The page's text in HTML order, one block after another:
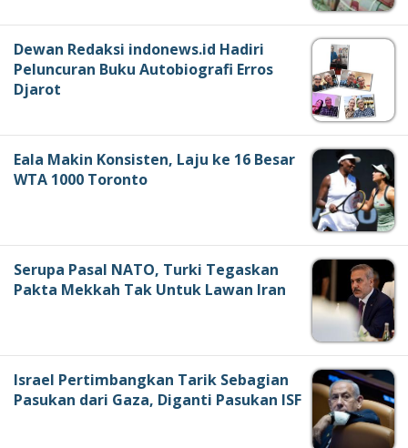
Dewan Redaksi indonews.id Hadiri
Peluncuran Buku Autobiografi Erros
Djarot
Eala Makin Konsisten, Laju ke 16 Besar
WTA 1000 Toronto
Serupa Pasal NATO, Turki Tegaskan
Pakta Mekkah Tak Untuk Lawan Iran
Israel Pertimbangkan Tarik Sebagian
Pasukan dari Gaza, Diganti Pasukan ISF